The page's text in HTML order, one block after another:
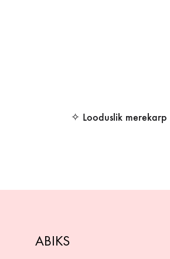
✧ Looduslik merekarp
ABIKS